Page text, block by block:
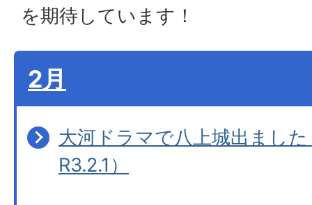
を期待しています！
2月
大河ドラマで八上城出まし
R3.2.1）